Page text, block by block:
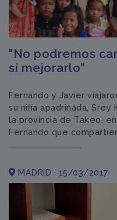
"No podremos
sí mejorarlo”
Fernando y Javier
su niña apadrinada,
la provincia de Takeo,
Fernando que
MADRID · 15/03/2017